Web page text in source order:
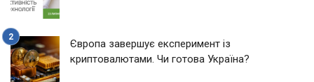
Європа завершує експеримент із
криптовалютами. Чи готова Україна?